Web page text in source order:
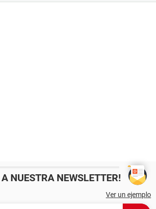
NUESTRA NEWSLETTER!
Ver un ejemplo